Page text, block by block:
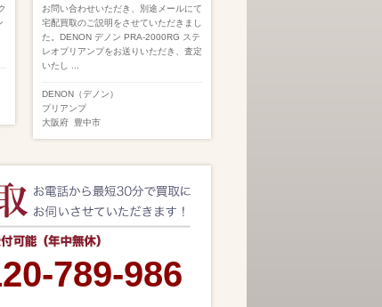
お問い合わせいただき、別途メールにて
宅配買取のご説明をさせていただきまし
た。DENON デノン PRA-2000RG ステ
レオプリアンプをお送りいただき、査定
いたし ...
DENON（デノン）
プリアンプ
大阪府
豊中市
789-986